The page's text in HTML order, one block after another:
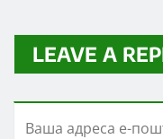
LEAVE A
Ваша адреса е-